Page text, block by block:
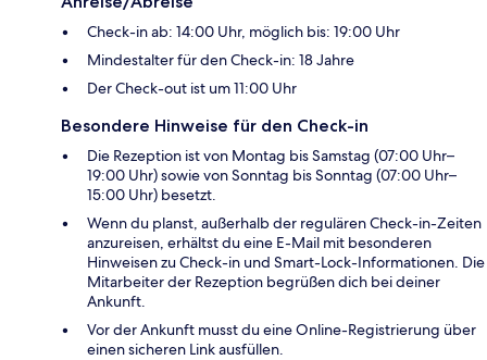
Check-in ab: 14:00 Uhr, möglich bis: 19:00 Uhr
Mindestalter für den Check-in: 18 Jahre
Der Check-out ist um 11:00 Uhr
Besondere Hinweise für den Check-in
Die Rezeption ist von Montag bis Samstag (07:00 Uhr–
19:00 Uhr) sowie von Sonntag bis Sonntag (07:00 Uhr–
15:00 Uhr) besetzt.
Wenn du planst, außerhalb der regulären Check-in-Zeiten
anzureisen, erhältst du eine E-Mail mit besonderen
Hinweisen zu Check-in und Smart-Lock-Informationen. Die
Mitarbeiter der Rezeption begrüßen dich bei deiner
Ankunft.
Vor der Ankunft musst du eine Online-Registrierung über
einen sicheren Link ausfüllen.